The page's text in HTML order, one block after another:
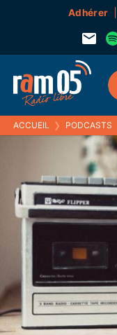
Adhérer
ACCUEIL ❯ PODCASTS